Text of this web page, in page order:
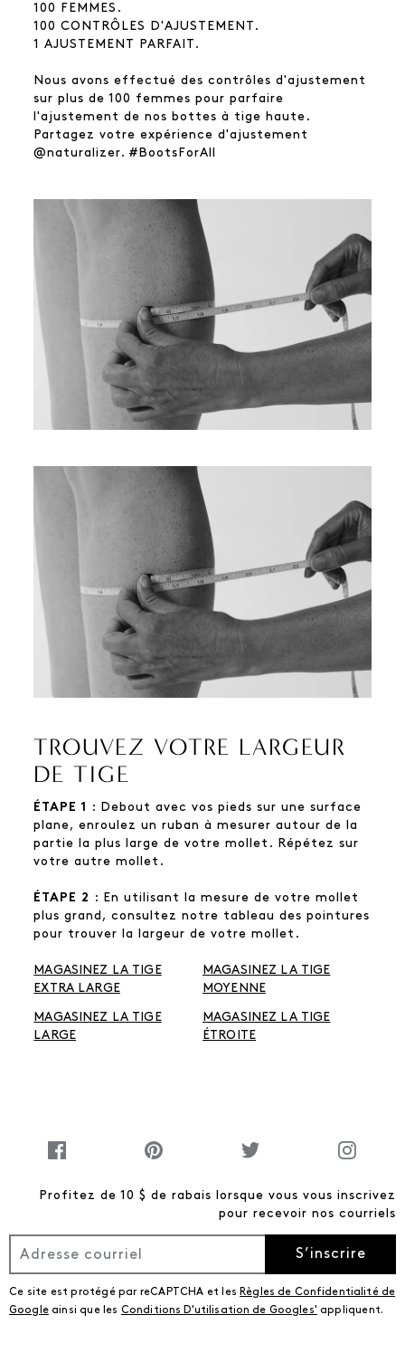
100 FEMMES.
100 CONTRÔLES D'AJUSTEMENT.
1 AJUSTEMENT PARFAIT.
Nous avons effectué des contrôles d'ajustement
sur plus de 100 femmes pour parfaire
l'ajustement de nos bottes à tige haute.
Partagez votre expérience d'ajustement
@naturalizer. #BootsForAll
TROUVEZ VOTRE LARGEUR
DE TIGE
ÉTAPE 1 : Debout avec vos pieds sur une surface
plane, enroulez un ruban à mesurer autour de la
partie la plus large de votre mollet. Répétez sur
votre autre mollet.
ÉTAPE 2 : En utilisant la mesure de votre mollet
plus grand, consultez notre tableau des pointures
pour trouver la largeur de votre mollet.
MAGASINEZ LA TIGE
EXTRA LARGE
MAGASINEZ LA TIGE
MOYENNE
MAGASINEZ LA TIGE
LARGE
MAGASINEZ LA TIGE
ÉTROITE
Profitez de 10 $ de rabais lorsque vous vous inscrivez
pour recevoir nos courriels
S’inscrire
Ce site est protégé par reCAPTCHA et les Règles de Confidentialité de
Googleainsi que les Conditions D'utilisation de Googles' appliquent.